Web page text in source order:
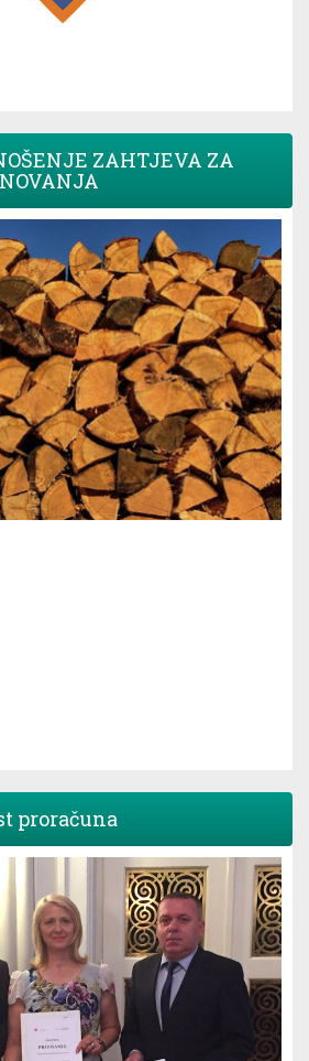
ZAHTJEVA ZA
proračuna